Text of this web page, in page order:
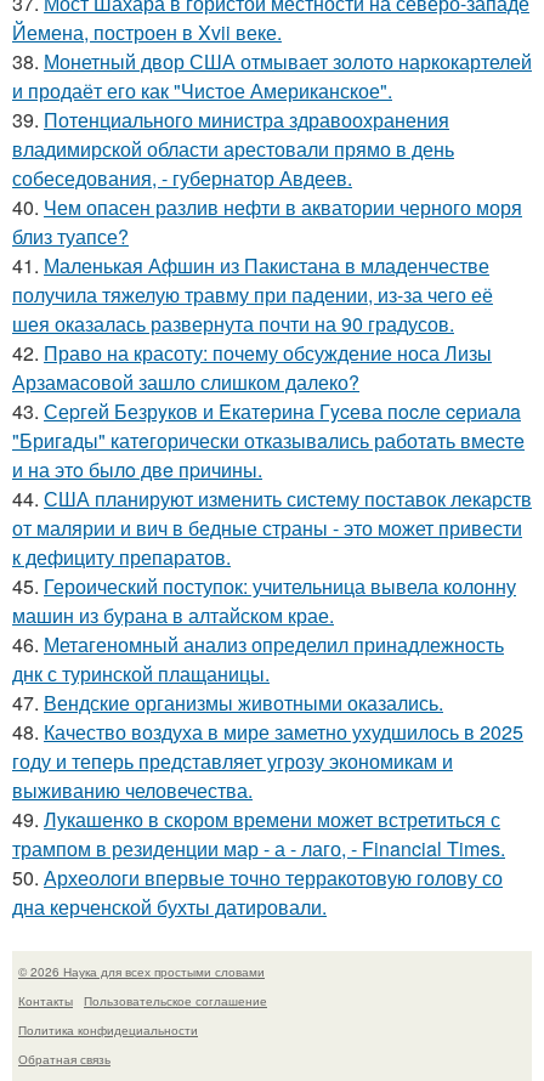
Йемена, построен в Xvii веке.
38. Монетный двор США отмывает золото наркокартелей
и продаёт его как "Чистое Американское".
39. Потенциального министра здравоохранения
владимирской области арестовали прямо в день
собеседования, - губернатор Авдеев.
40. Чем опасен разлив нефти в акватории черного моря
близ туапсе?
41. Маленькая Афшин из Пакистана в младенчестве
получила тяжелую травму при падении, из-за чего её
шея оказалась развернута почти на 90 градусов.
42. Право на красоту: почему обсуждение носа Лизы
Арзамасовой зашло слишком далеко?
43. Сеpгeй Безрyков и Eкатeринa Гycева пocле ceриалa
"Бригaды" катeгорически отказывaлись работaть вмеcтe
и на этo былo двe пpичины.
44. США планируют изменить систему поставок лекарств
от малярии и вич в бедные страны - это может привести
к дефициту препаратов.
45. Героический поступок: учительница вывела колонну
машин из бурана в алтайском крае.
46. Метагеномный анализ определил принадлежность
днк с туринской плащаницы.
47. Вендские организмы животными оказались.
48. Качество воздуха в мире заметно ухудшилось в 2025
году и теперь представляет угрозу экономикам и
выживанию человечества.
49. Лукашенко в скором времени может встретиться с
трампом в резиденции мар - а - лаго, - Financial Times.
50. Археологи впервые точно терракотовую голову со
дна керченской бухты датировали.
© 2026 Наука для всех простыми словами
Контакты
Пользовательское соглашение
Политика конфидециальности
Обратная связь